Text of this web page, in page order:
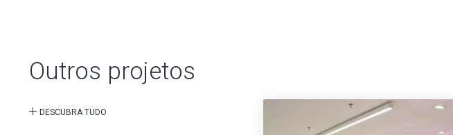
Outros projetos
DESCUBRA TUDO